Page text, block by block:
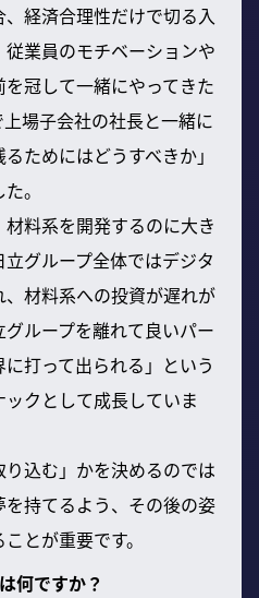
経済合理性だけで切る入
業員のモチベーションや
冠して一緒にやってきた
場子会社の社長と一緒に
ためにはどうすべきか」
。
料系を開発するのに大き
グループ全体ではデジタ
材料系への投資が遅れが
ループを離れて良いパー
打って出られる」という
クとして成長していま
込む」かを決めるのでは
持てるよう、その後の姿
とが重要です。
何ですか？